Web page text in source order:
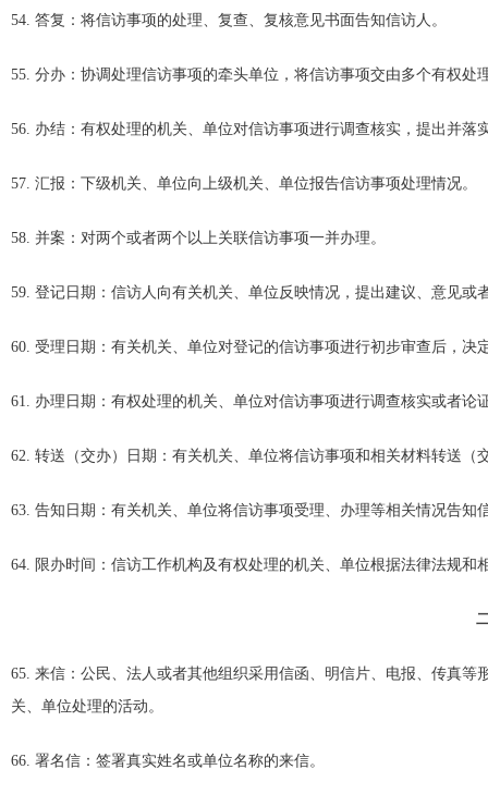
54. 答复：将信访事项的处理、复查、复核意见书面告知信访人。
55. 分办：协调处理信访事项的牵头单位，将信访事项交由多个有权处
56. 办结：有权处理的机关、单位对信访事项进行调查核实，提出并落
57. 汇报：下级机关、单位向上级机关、单位报告信访事项处理情况。
58. 并案：对两个或者两个以上关联信访事项一并办理。
59. 登记日期：信访人向有关机关、单位反映情况，提出建议、意见
60. 受理日期：有关机关、单位对登记的信访事项进行初步审查后，决
61. 办理日期：有权处理的机关、单位对信访事项进行调查核实或者论
62. 转送（交办）日期：有关机关、单位将信访事项和相关材料转送（
63. 告知日期：有关机关、单位将信访事项受理、办理等相关情况告知
64. 限办时间：信访工作机构及有权处理的机关、单位根据法律法
65. 来信：公民、法人或者其他组织采用信函、明信片、电报、传真
关、单位处理的活动。
66. 署名信：签署真实姓名或单位名称的来信。